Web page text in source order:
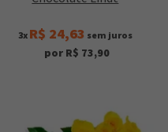
3x R$ 24,63 sem juros
por R$ 73,90